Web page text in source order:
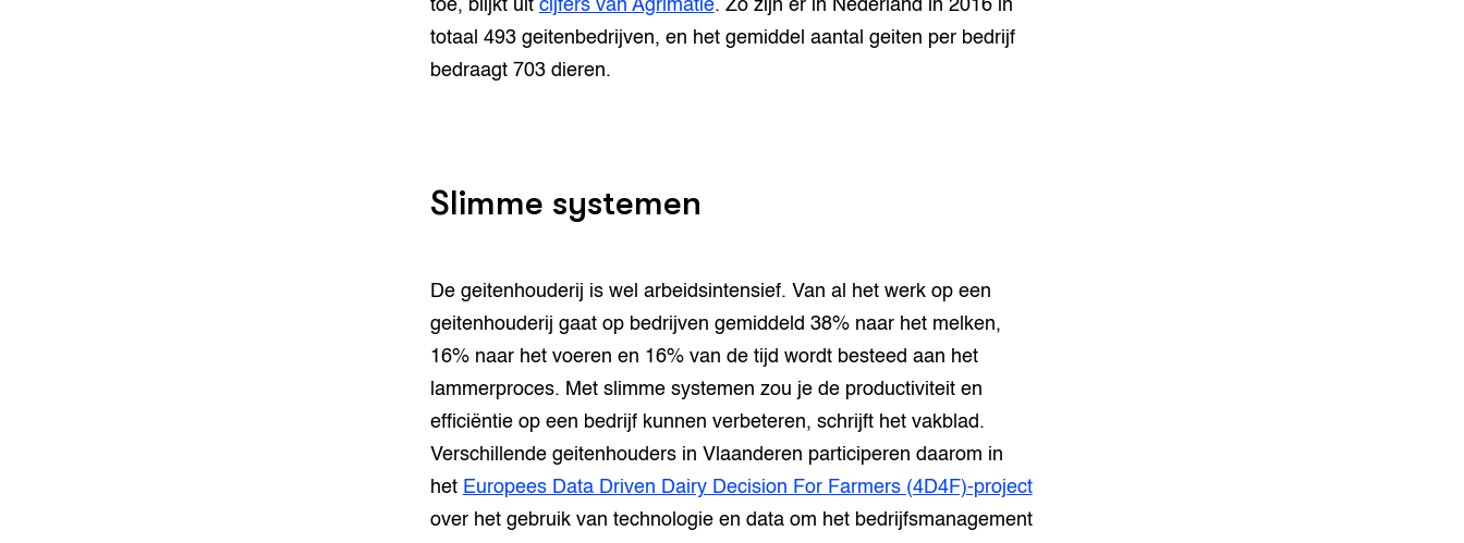
toe, blijkt uit cijfers van Agrimatie. Zo zijn er in Nederland in 2016 in
totaal 493 geitenbedrijven, en het gemiddel aantal geiten per bedrijf
bedraagt 703 dieren.
Slimme systemen
De geitenhouderij is wel arbeidsintensief. Van al het werk op een
geitenhouderij gaat op bedrijven gemiddeld 38% naar het melken,
16% naar het voeren en 16% van de tijd wordt besteed aan het
lammerproces. Met slimme systemen zou je de productiviteit en
efficiëntie op een bedrijf kunnen verbeteren, schrijft het vakblad.
Verschillende geitenhouders in Vlaanderen participeren daarom in
het Europees Data Driven Dairy Decision For Farmers (4D4F)-project
over het gebruik van technologie en data om het bedrijfsmanagement